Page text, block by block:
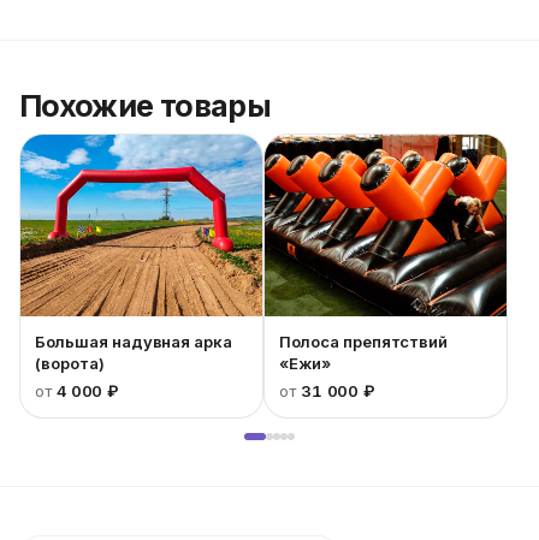
Похожие товары
Большая надувная арка
(ворота)
от4 000 ₽
Полоса препятствий
«Ежи»
от 31 000 ₽